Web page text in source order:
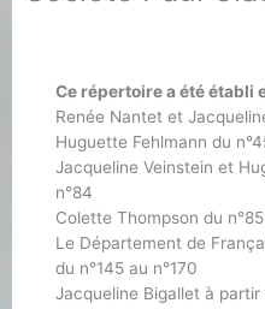
Ce répertoire a été établi
Renée Nantet et
Huguette Fehlmann du
Jacqueline Veinstein et
n°84
Colette Thompson du
Le Département de
du n°145 au n°170
Jacqueline Bigallet à partir